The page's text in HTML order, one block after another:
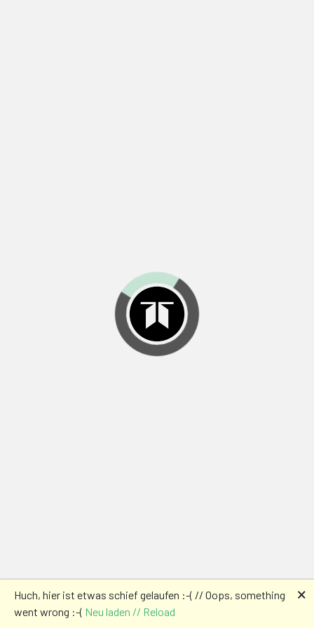
Huch, hier ist etwas schief gelaufen :-( // Oops, something
went wrong :-( Neu laden // Reload
🗙